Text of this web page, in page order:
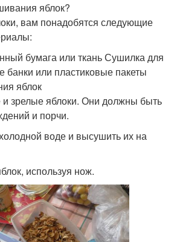
яблок?
вам понадобятся следующие
бумага или ткань Сушилка для
банки или пластиковые пакеты
яблок
зрелые яблоки. Они должны быть
и порчи.
воде и высушить их на
используя нож.